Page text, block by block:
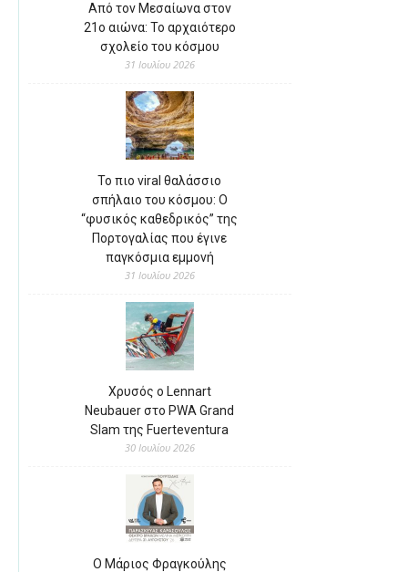
Από τον Μεσαίωνα στον
21ο αιώνα: Το αρχαιότερο
σχολείο του κόσμου
31 Ιουλίου 2026
Το πιο viral θαλάσσιο
σπήλαιο του κόσμου: Ο
“φυσικός καθεδρικός” της
Πορτογαλίας που έγινε
παγκόσμια εμμονή
31 Ιουλίου 2026
Χρυσός ο Lennart
Neubauer στο PWA Grand
Slam της Fuerteventura
30 Ιουλίου 2026
Ο Μάριος Φραγκούλης